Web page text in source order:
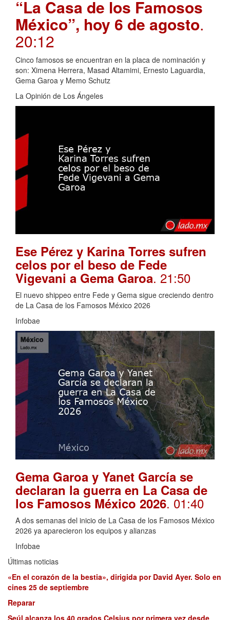
“La Casa de los Famosos
México”, hoy 6 de agosto.
20:12
Cinco famosos se encuentran en la placa de nominación y
son: Ximena Herrera, Masad Altamimi, Ernesto Laguardia,
Gema Garoa y Memo Schutz
La Opinión de Los Ángeles
Ese Pérez y Karina Torres sufren
celos por el beso de Fede
Vigevani a Gema Garoa. 21:50
El nuevo shippeo entre Fede y Gema sigue creciendo dentro
de La Casa de los Famosos México 2026
Infobae
Gema Garoa y Yanet García se
declaran la guerra en La Casa de
los Famosos México 2026. 01:40
A dos semanas del inicio de La Casa de los Famosos México
2026 ya aparecieron los equipos y alianzas
Infobae
Últimas noticias
«En el corazón de la bestia», dirigida por David Ayer. Solo en
cines 25 de septiembre
Reparar
Seúl alcanza los 40 grados Celsius por primera vez desde